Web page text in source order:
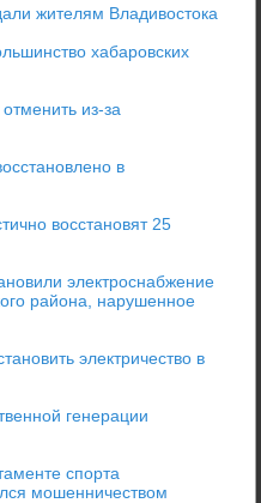
жителям Владивостока
хабаровских
из-за
в
восстановят 25
электроснабжение
района, нарушенное
электричество в
генерации
спорта
мошенничеством